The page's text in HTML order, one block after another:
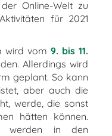
Online-Welt zu
für 2021
wird vom 9. bis 11.
Allerdings wird
geplant. So kann
aber auch die
werde, die sonst
hätten können.
werden in den